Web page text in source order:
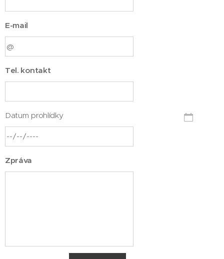
E-mail
Tel. kontakt
Datum prohlídky
Zpráva